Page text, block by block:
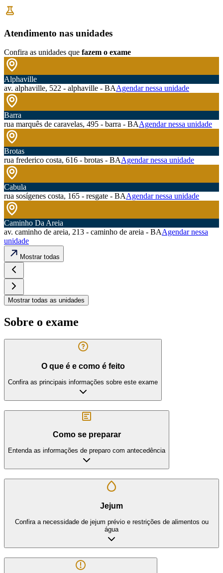
Atendimento nas unidades
Confira as unidades que fazem o exame
Alphaville
av. alphaville, 522 - alphaville - BAAgendar nessa unidade
Barra
rua marquês de caravelas, 495 - barra - BAAgendar nessa unidade
Brotas
rua frederico costa, 616 - brotas - BAAgendar nessa unidade
Cabula
rua sosígenes costa, 165 - resgate - BAAgendar nessa unidade
Caminho Da Areia
av. caminho de areia, 213 - caminho de areia - BAAgendar nessa
unidade
Mostrar todas
Mostrar todas as unidades
Sobre o exame
O que é e como é feito
Confira as principais informações sobre este exame
Como se preparar
Entenda as informações de preparo com antecedência
Jejum
Confira a necessidade de jejum prévio e restrições de alimentos ou
água